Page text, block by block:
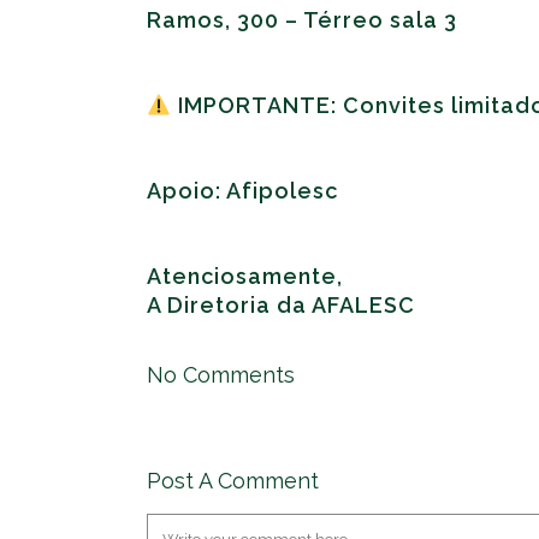
Ramos, 300 – Térreo sala 3
IMPORTANTE: Convites
Apoio: Afipolesc
Atenciosamente,
A Diretoria da AFALESC
No Comments
Post A Comment